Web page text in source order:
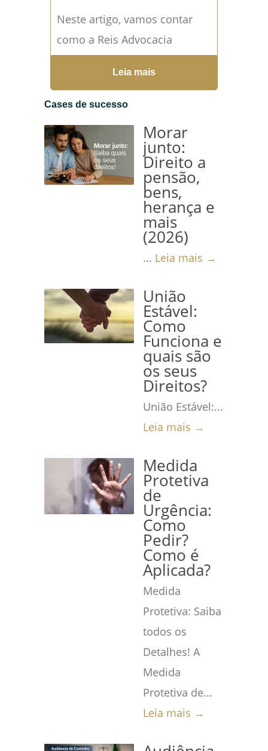
Neste artigo, vamos contar
como a Reis Advocacia
conseguiu provar a fraude,
anular o contrato e garantir a
reintegração de posse dos
Essa foi...Leia mais →
Leia mais
Cases de sucesso
Morar
junto:
Direito a
pensão,
bens,
herança e
mais
(2026)
... Leia mais →
União
Estável:
Como
Funciona e
quais são
os seus
Direitos?
União Estável:...
Leia mais →
Medida
Protetiva
de
Urgência:
Como
Pedir?
Como é
Aplicada?
Medida
Protetiva: Saiba
todos os
Detalhes! A
Medida
Protetiva de...
Leia mais →